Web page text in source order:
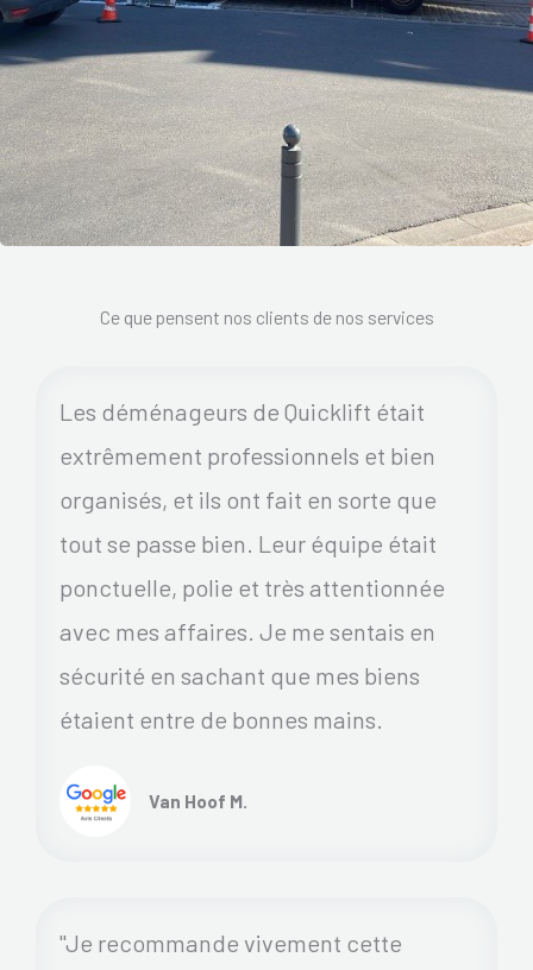
Ce que pensent nos clients de nos services
Les déménageurs de Quicklift était
extrêmement professionnels et bien
organisés, et ils ont fait en sorte que
tout se passe bien. Leur équipe était
ponctuelle, polie et très attentionnée
avec mes affaires. Je me sentais en
sécurité en sachant que mes biens
étaient entre de bonnes mains.
Van Hoof M.
"Je recommande vivement cette